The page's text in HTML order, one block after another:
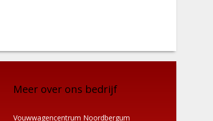
Meer over ons bedrijf
Vouwwagencentrum Noordbergum